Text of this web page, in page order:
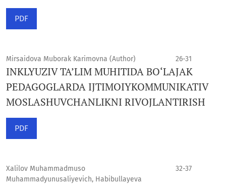
PDF
Mirsaidova Muborak Karimovna (Author) 26-31
INKLYUZIV TA’LIM MUHITIDA BO‘LAJAK
PEDAGOGLARDA IJTIMOIYKOMMUNIKATIV
MOSLASHUVCHANLIKNI RIVOJLANTIRISH
PDF
Xalilov Muhammadmuso
Muhammadyunusaliyevich, Habibullayeva
32-37